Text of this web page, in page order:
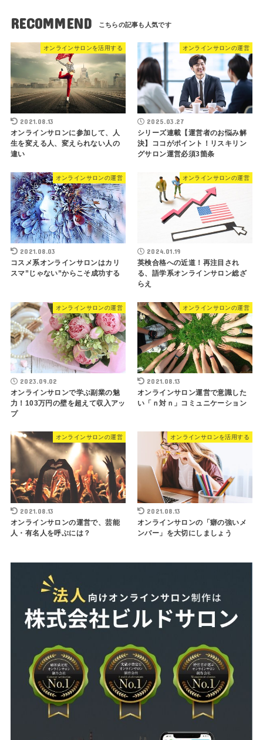
RECOMMEND
オンラインサロンを活用する
2021.08.13
オンラインサロンに参加して、人
生を変える人、変えられない人の
違い
オンラインサロンの運営
2025.03.27
シリーズ連載【運営者のお悩み解
決】ココがポイント！リスキリン
グサロン運営必須3箇条
オンラインサロンの運営
2021.08.03
コスメ系オンラインサロンはカリ
スマ”じゃない”からこそ成功する
オンラインサロンの運営
2024.01.19
英検合格への近道！再注目され
る、語学系オンラインサロン総ざ
らえ
オンラインサロンの運営
2023.09.02
オンラインサロンで学ぶ副業の魅
力！103万円の壁を超えて収入アッ
プ
オンラインサロンの運営
2021.08.13
オンラインサロン運営で意識した
い「ｎ対ｎ」コミュニケーション
オンラインサロンの運営
2021.08.13
オンラインサロンの運営で、芸能
人・有名人を呼ぶには？
オンラインサロンを活用する
2021.08.13
オンラインサロンの「癖の強いメ
ンバー」を大切にしましょう